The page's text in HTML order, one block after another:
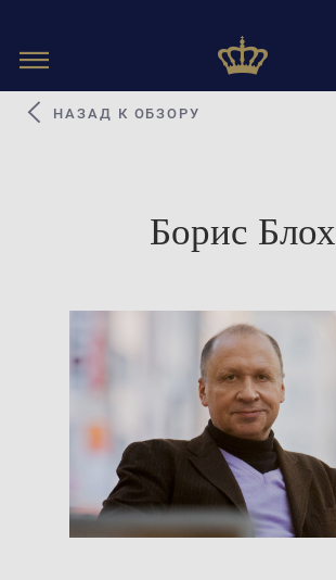
Toggle
Борис Блох
НАЗАД К ОБЗОРУ